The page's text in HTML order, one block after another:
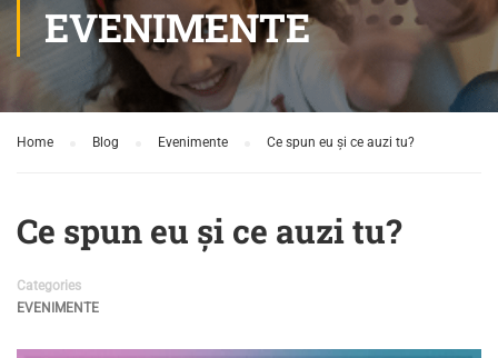
EVENIMENTE
Home Blog Evenimente Ce spun eu și ce auzi tu?
Ce spun eu și ce auzi tu?
Categories
EVENIMENTE